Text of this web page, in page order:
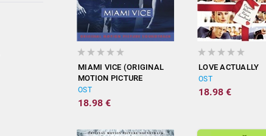
MIAMI VICE (ORIGINAL
MOTION PICTURE
SOUNDTRACK)
OST
18.98 €
LOVE ACTUALLY
OST
18.98 €